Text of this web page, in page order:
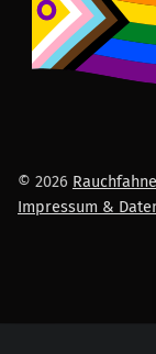
© 2026 Rauchfahne
Impressum &